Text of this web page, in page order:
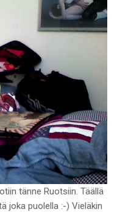
tänne Ruotsiin. Täällä
joka puolella :-) Vieläkin